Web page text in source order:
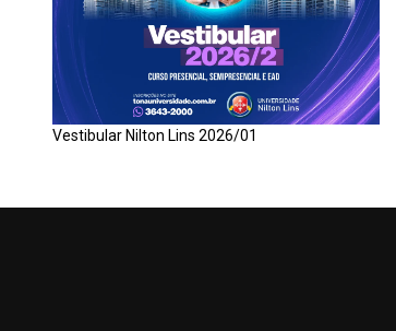
Vestibular Nilton Lins 2026/01